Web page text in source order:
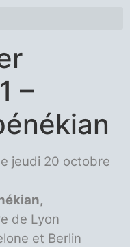
–
jeudi 20 octobre
de Lyon
et Berlin